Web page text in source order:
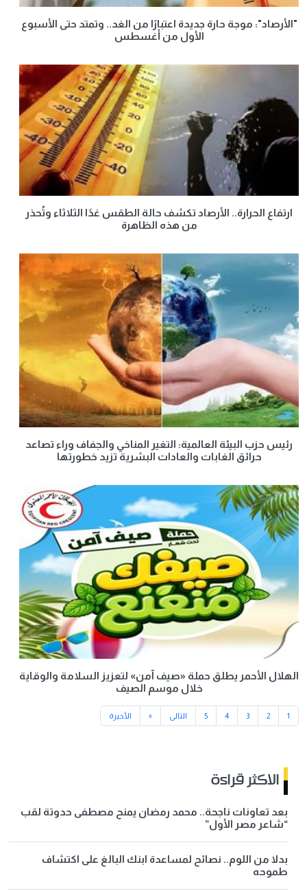
"الأرصاد": موجة حارة جديدة اعتبارًا من الغد.. وتمتد حتى الأسبوع
الأول من أغسطس
ارتفاع الحرارة.. الأرصاد تكشف حالة الطقس غدًا الثلاثاء وتُحذر
من هذه الظاهرة
رئيس حزب البيئة العالمية: التغير المناخي والجفاف وراء تصاعد
حرائق الغابات والعادات البشرية تزيد خطورتها
الهلال الأحمر يطلق حملة «صيف آمن» لتعزيز السلامة والوقاية
خلال موسم الصيف
1
2
3
4
5 التالى » الأخيرة
الاكثر قراءة
بعد تعاونات ناجحة.. محمد رمضان يمنح مصطفى حدوتة لقب
“شاعر مصر الأول”
بدلا من اللوم.. نصائح لمساعدة ابنك البالغ على اكتشاف
طموحه